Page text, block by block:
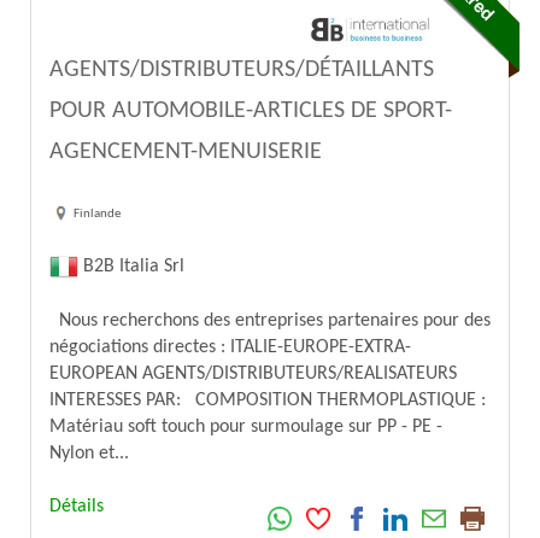
AGENTS/DISTRIBUTEURS/DÉTAILLANTS
POUR AUTOMOBILE-ARTICLES DE SPORT-
AGENCEMENT-MENUISERIE
Finlande
B2B Italia Srl
Nous recherchons des entreprises partenaires pour des
négociations directes : ITALIE-EUROPE-EXTRA-
EUROPEAN AGENTS/DISTRIBUTEURS/REALISATEURS
INTERESSES PAR: COMPOSITION THERMOPLASTIQUE :
Matériau soft touch pour surmoulage sur PP - PE -
Nylon et...
Détails